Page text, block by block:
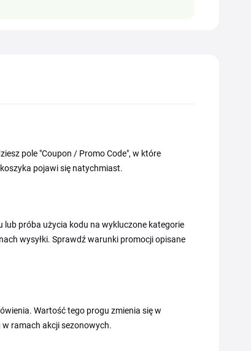
pole "Coupon / Promo Code", w które
pojawi się natychmiast.
lub próba użycia kodu na wykluczone kategorie
wysyłki. Sprawdź warunki promocji opisane
Wartość tego progu zmienia się w
ramach akcji sezonowych.